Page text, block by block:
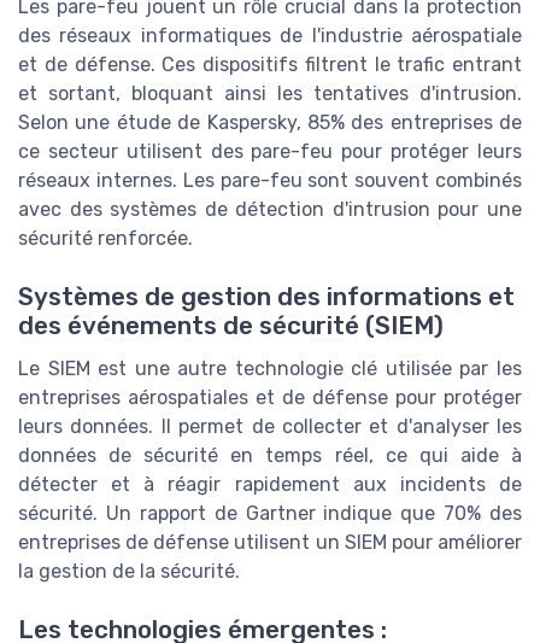
Les pare-feu jouent un rôle crucial dans la protection
des réseaux informatiques de l'industrie aérospatiale
et de défense. Ces dispositifs filtrent le trafic entrant
et sortant, bloquant ainsi les tentatives d'intrusion.
Selon une étude de Kaspersky, 85% des entreprises de
ce secteur utilisent des pare-feu pour protéger leurs
réseaux internes. Les pare-feu sont souvent combinés
avec des systèmes de détection d'intrusion pour une
sécurité renforcée.
Systèmes de gestion des informations et
des événements de sécurité (SIEM)
Le SIEM est une autre technologie clé utilisée par les
entreprises aérospatiales et de défense pour protéger
leurs données. Il permet de collecter et d'analyser les
données de sécurité en temps réel, ce qui aide à
détecter et à réagir rapidement aux incidents de
sécurité. Un rapport de Gartner indique que 70% des
entreprises de défense utilisent un SIEM pour améliorer
la gestion de la sécurité.
Les technologies émergentes :